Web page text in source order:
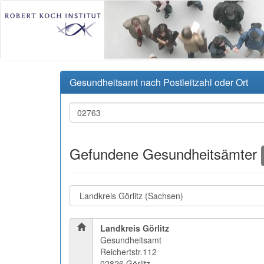
Gesundheitsamt nach Postleitzahl oder Ort
Gefundene Gesundheitsämter
Landkreis Görlitz
Gesundheitsamt
Reichertstr.112